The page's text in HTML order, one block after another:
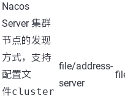
Nacos
Server 集群
节点的发现
方式，支持
配置文
件cluster
file/address-
server